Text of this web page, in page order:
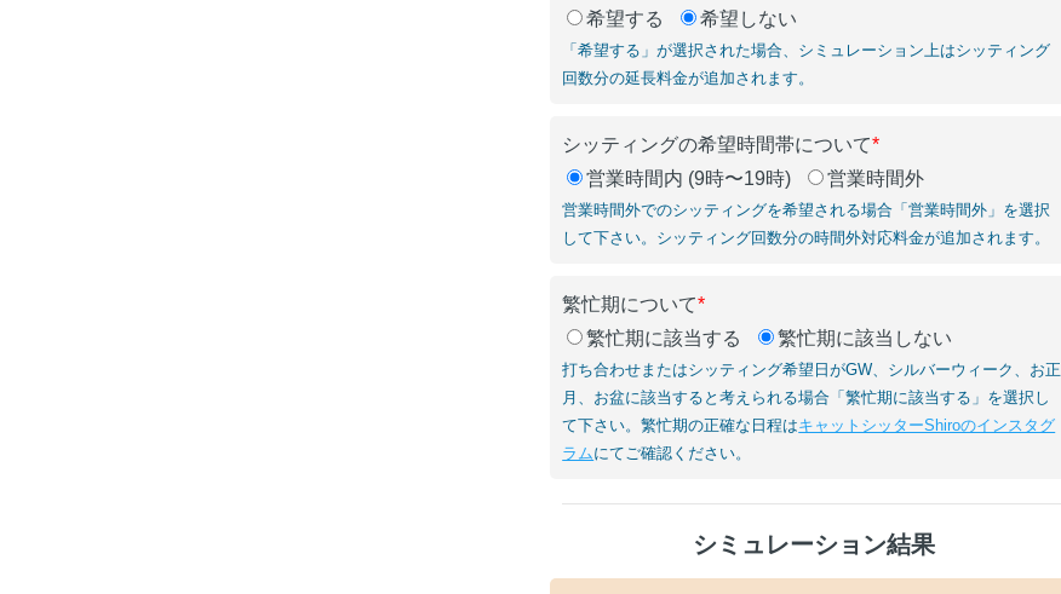
希望する
希望しない
「希望する」が選択された場合、シミュレーション上はシッティング
回数分の延長料金が追加されます。
シッティングの希望時間帯について*
営業時間内 (9時〜19時)
営業時間外
営業時間外でのシッティングを希望される場合「営業時間外」を選択
して下さい。シッティング回数分の時間外対応料金が追加されます。
繁忙期について*
繁忙期に該当する
繁忙期に該当しない
打ち合わせまたはシッティング希望日がGW、シルバーウィーク、お正
月、お盆に該当すると考えられる場合「繁忙期に該当する」を選択し
て下さい。繁忙期の正確な日程はキャットシッターShiroのインスタグ
ラムにてご確認ください。
シミュレーション結果